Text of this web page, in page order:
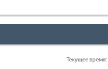
Текущее время: